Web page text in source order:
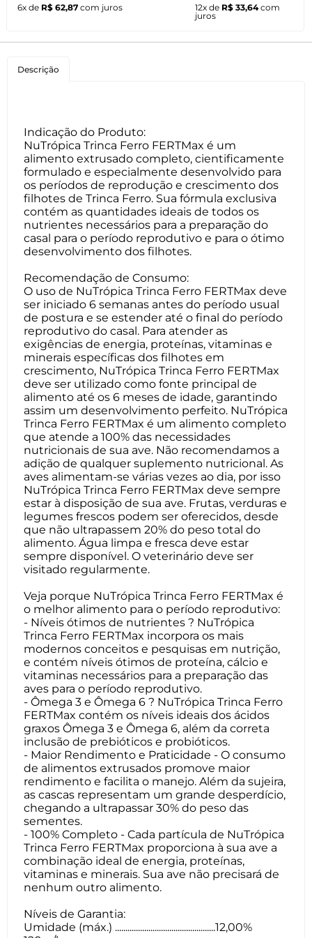
6x de R$ 62,87 com juros
12x de R$ 33,64com
juros
Descrição
Indicação do Produto:
NuTrópica Trinca Ferro FERTMax é um
alimento extrusado completo, cientificamente
formulado e especialmente desenvolvido para
os períodos de reprodução e crescimento dos
filhotes de Trinca Ferro. Sua fórmula exclusiva
contém as quantidades ideais de todos os
nutrientes necessários para a preparação do
casal para o período reprodutivo e para o ótimo
desenvolvimento dos filhotes.
Recomendação de Consumo:
O uso de NuTrópica Trinca Ferro FERTMax deve
ser iniciado 6 semanas antes do período usual
de postura e se estender até o final do período
reprodutivo do casal. Para atender as
exigências de energia, proteínas, vitaminas e
minerais específicas dos filhotes em
crescimento, NuTrópica Trinca Ferro FERTMax
deve ser utilizado como fonte principal de
alimento até os 6 meses de idade, garantindo
assim um desenvolvimento perfeito. NuTrópica
Trinca Ferro FERTMax é um alimento completo
que atende a 100% das necessidades
nutricionais de sua ave. Não recomendamos a
adição de qualquer suplemento nutricional. As
aves alimentam-se várias vezes ao dia, por isso
NuTrópica Trinca Ferro FERTMax deve sempre
estar à disposição de sua ave. Frutas, verduras e
legumes frescos podem ser oferecidos, desde
que não ultrapassem 20% do peso total do
alimento. Água limpa e fresca deve estar
sempre disponível. O veterinário deve ser
visitado regularmente.
Veja porque NuTrópica Trinca Ferro FERTMax é
o melhor alimento para o período reprodutivo:
- Níveis ótimos de nutrientes ? NuTrópica
Trinca Ferro FERTMax incorpora os mais
modernos conceitos e pesquisas em nutrição,
e contém níveis ótimos de proteína, cálcio e
vitaminas necessários para a preparação das
aves para o período reprodutivo.
- Ômega 3 e Ômega 6 ? NuTrópica Trinca Ferro
FERTMax contém os níveis ideais dos ácidos
graxos Ômega 3 e Ômega 6, além da correta
inclusão de prebióticos e probióticos.
- Maior Rendimento e Praticidade - O consumo
de alimentos extrusados promove maior
rendimento e facilita o manejo. Além da sujeira,
as cascas representam um grande desperdício,
chegando a ultrapassar 30% do peso das
sementes.
- 100% Completo - Cada partícula de NuTrópica
Trinca Ferro FERTMax proporciona à sua ave a
combinação ideal de energia, proteínas,
vitaminas e minerais. Sua ave não precisará de
nenhum outro alimento.
Níveis de Garantia:
Umidade (máx.) ................................................12,00%